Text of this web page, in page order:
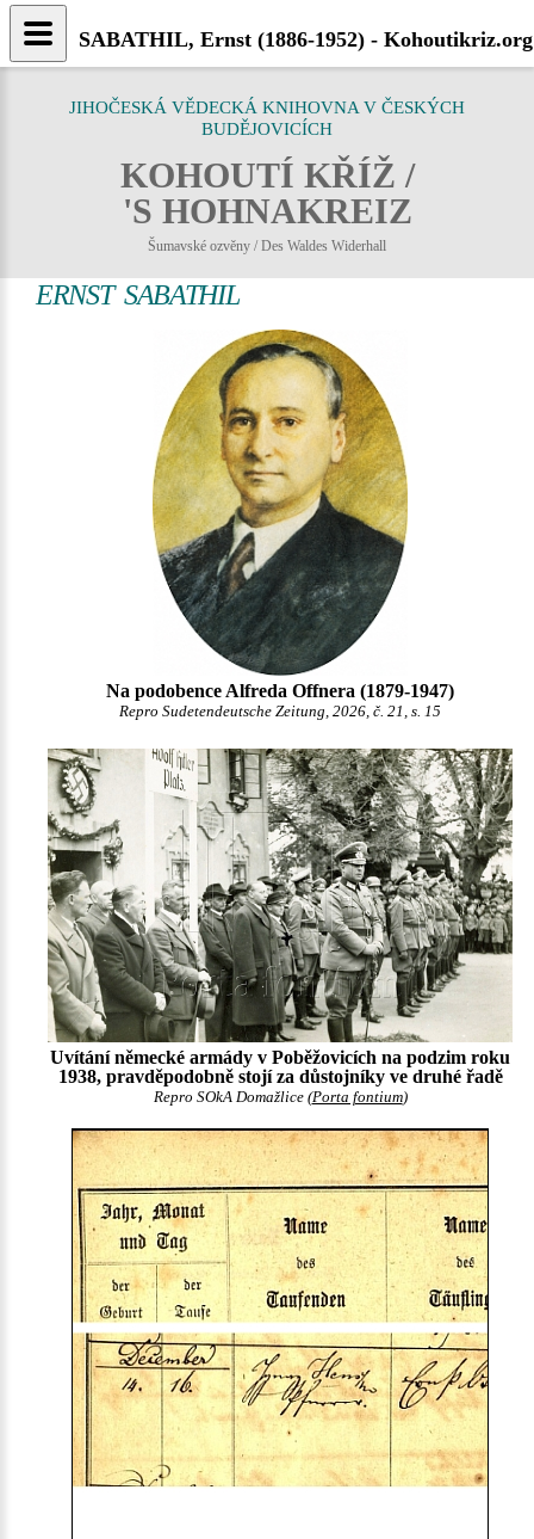
JIHOČESKÁ VĚDECKÁ KNIHOVNA V ČESKÝCH
BUDĚJOVICÍCH
KOHOUTÍ KŘÍŽ /
'S HOHNAKREIZ
Šumavské ozvěny / Des Waldes Widerhall
ERNST SABATHIL
Na podobence Alfreda Offnera (1879-1947)
Repro Sudetendeutsche Zeitung, 2026, č. 21, s. 15
Uvítání německé armády v Poběžovicích na podzim roku
1938, pravděpodobně stojí za důstojníky ve druhé řadě
Repro SOkA Domažlice (Porta fontium)
SABATHIL, Ernst (1886-1952) - Kohoutikriz.org